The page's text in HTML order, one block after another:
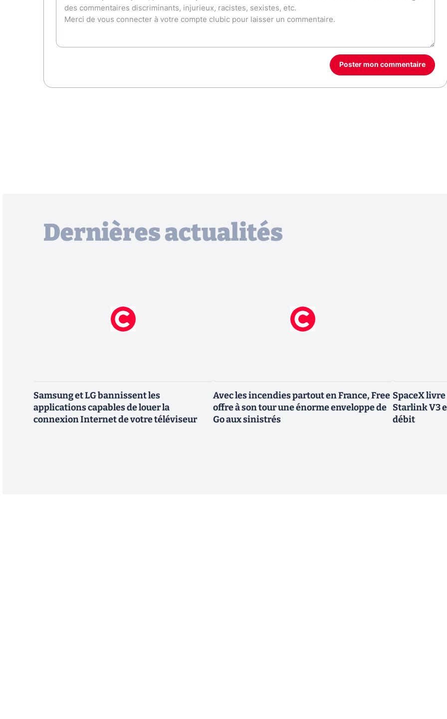
Poster mon commentaire
Dernières actualités
Samsung et LG bannissent les
applications capables de louer la
connexion Internet de votre téléviseur
Avec les incendies partout en France, Free
offre à son tour une énorme enveloppe de
Go aux sinistrés
SpaceX
Starlink V3
débit